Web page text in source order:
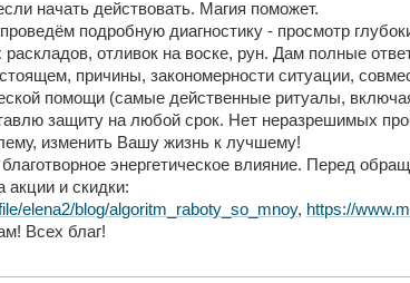
начать действовать. Магия поможет.
подробную диагностику - просмотр
раскладов, отливок на воске, рун. Дам полные
причины, закономерности ситуации,
помощи (самые действенные ритуалы,
защиту на любой срок. Нет неразрешимых
изменить Вашу жизнь к лучшему!
энергетическое влияние. Перед
акции и скидки:
elena2/blog/algoritm_raboty_so_mnoy, https://
Всех благ!